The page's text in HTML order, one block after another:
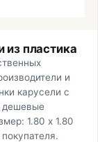
пластика
и
карусели с
дешевые
1.80 x 1.80